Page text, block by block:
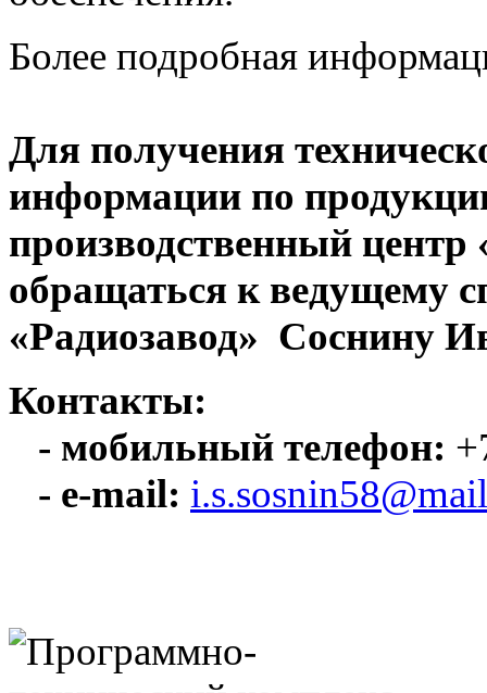
Более подробная
Для получения
информации по
производственный
обращаться к ведущему
«Радиозавод» Соснину
Контакты:
- мобильный телефон:
- e-mail: